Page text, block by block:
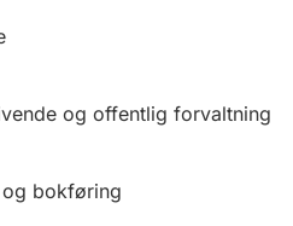
og offentlig forvaltning
bokføring